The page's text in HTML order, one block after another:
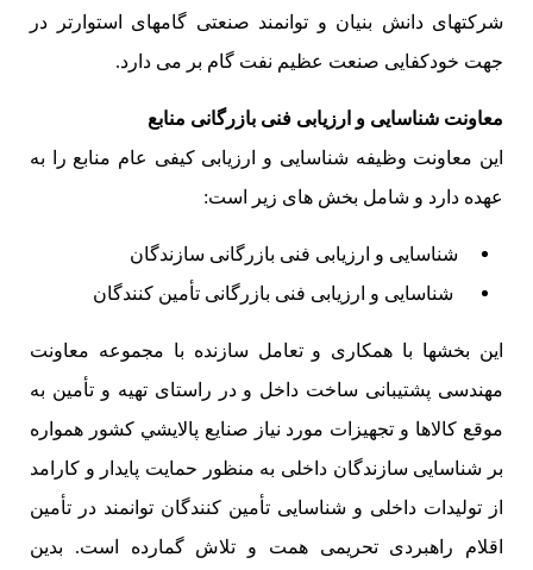
شرکتهای دانش بنیان و توانمند صنعتی گامهای استوارتر در
جهت خودکفایی صنعت عظیم نفت گام بر می دارد.
معاونت شناسایی و ارزیابی فنی بازرگانی منابع
این معاونت وظیفه شناسایی و ارزیابی کیفی عام منابع را به
عهده دارد و شامل بخش های زیر است:
شناسایی و ارزیابی فنی بازرگانی سازندگان
شناسایی و ارزیابی فنی بازرگانی تأمین کنندگان
این بخشها با همکاری و تعامل سازنده با مجموعه معاونت
مهندسی پشتیبانی ساخت داخل و در راستای تهيه و تأمين به
موقع كالاها و تجهیزات مورد نياز صنايع پالايشي کشور همواره
بر شناسایی سازندگان داخلی به منظور حمایت پایدار و کارامد
از تولیدات داخلی و شناسایی تأمین کنندگان توانمند در تأمین
اقلام راهبردی تحریمی همت و تلاش گمارده است. بدین